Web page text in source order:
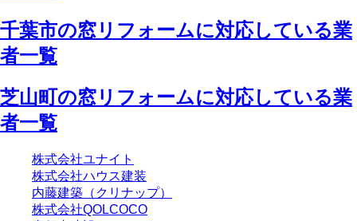
千葉市の窓リフォームに対応している業
者一覧
芝山町の窓リフォームに対応している業
者一覧
株式会社ユナイト
株式会社ハウス建装
内藤建築（クリナップ）
株式会社QOLCOCO